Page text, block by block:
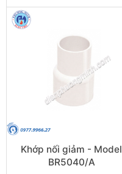
Khớp nối giảm - Model
BR5040/A